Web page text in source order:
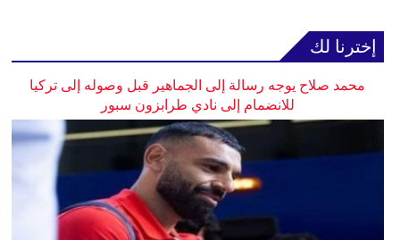
إخترنا لك
محمد صلاح يوجه رسالة إلى الجماهير قبل وصوله إلى تركيا
للانضمام إلى نادي طرابزون سبور